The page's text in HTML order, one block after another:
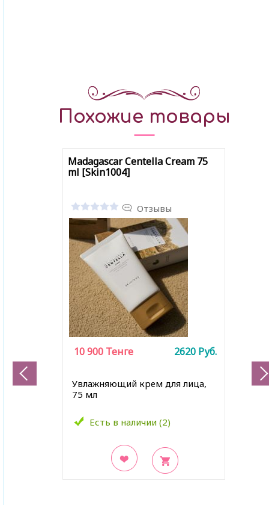
Похожие товары
Madagascar Centella Cream 75
ml [Skin1004]
Отзывы
Увлажняющий крем для лица,
75 мл
Есть в наличии (2)
10 900 Тенге 2620 Руб.